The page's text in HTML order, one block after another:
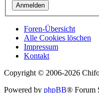
Foren-Übersicht
Alle Cookies löschen
Impressum
Kontakt
Copyright © 2006-2026
Powered by phpBB® Forum